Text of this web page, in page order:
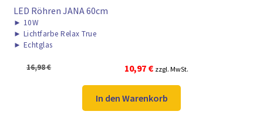
LED Röhren JANA 60cm
► 10W
► Lichtfarbe Relax True
► Echtglas
16,98€
Ursprünglicher
war:
16,98 €
10,97 €Aktueller
ist:
10,97 €.
zzgl. MwSt.
In den Warenkorb